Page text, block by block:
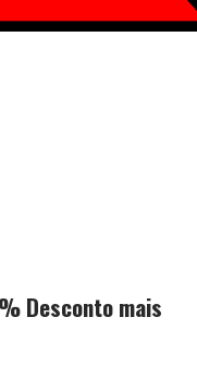
Desconto mais